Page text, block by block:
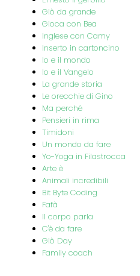
Giò da grande
Gioca con Bea
Inglese con Camy
Inserto in cartoncino
Io e il mondo
Io e il Vangelo
La grande storia
Le orecchie di Gino
Ma perché
Pensieri in rima
Timidoni
Un mondo da fare
Yo-Yoga in Filastrocca
Arte è
Animali incredibili
Bit Byte Coding
Fafà
Il corpo parla
C'è da fare
Giò Day
Family coach